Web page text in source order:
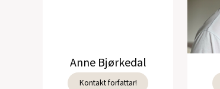
Anne Bjørkedal
Kontakt forfattar!